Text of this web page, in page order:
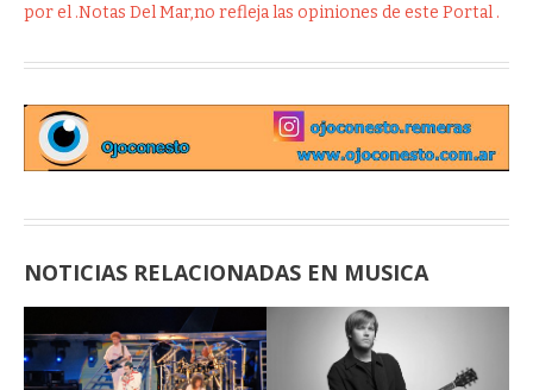
por el .Notas Del Mar,no refleja las opiniones de este Portal .
NOTICIAS RELACIONADAS EN MUSICA